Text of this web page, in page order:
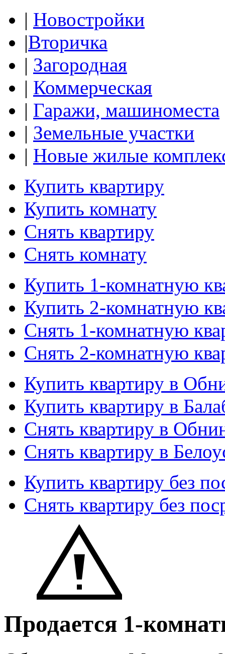
| Новостройки
|Вторичка
| Загородная
| Коммерческая
| Гаражи, машиноместа
| Земельные участки
| Новые жилые
Купить квартиру
Купить комнату
Снять квартиру
Снять комнату
Купить 1-комнатную
Купить 2-комнатную
Снять 1-комнатную
Снять 2-комнатную
Купить квартиру в
Купить квартиру в
Снять квартиру в
Снять квартиру в
Купить квартиру без
Снять квартиру без
Продается 1-